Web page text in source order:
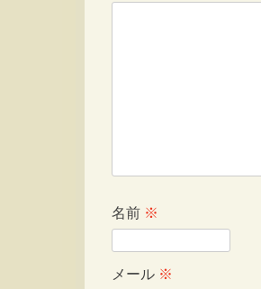
名前 ※
メール ※